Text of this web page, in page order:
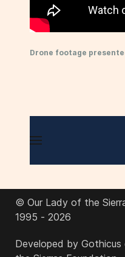
Drone footage
© Our Lady of the
1995 - 2026
Developed by